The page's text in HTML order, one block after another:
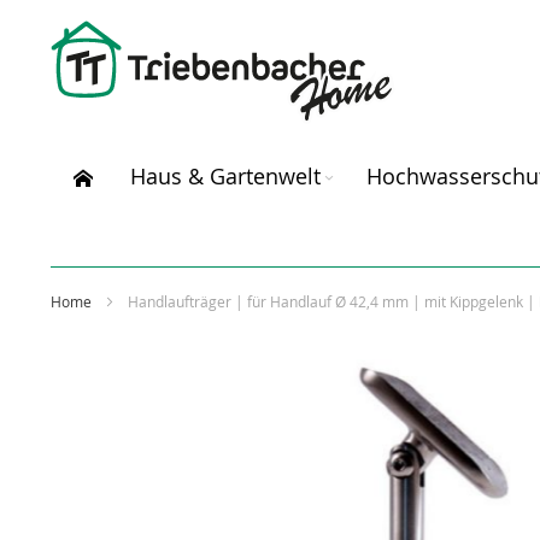
Direkt
zum
Haus & Gartenwelt
Home Handlaufträger | für Handlauf Ø 42,4 mm | mit Kippgelenk